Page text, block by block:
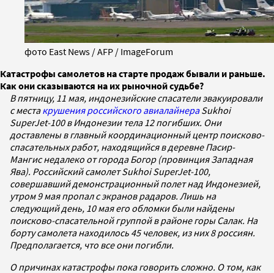
фото East News / AFP / ImageForum
Катастрофы самолетов на старте продаж бывали и раньше.
Как они сказываются на их рыночной судьбе?
В пятницу, 11 мая, индонезийские спасатели эвакуировали
с места крушения российского авиалайнера Sukhoi
SuperJet-100 в Индонезии тела 12 погибших. Они
доставлены в главный координационный центр поисково-
спасательных работ, находящийся в деревне Пасир-
Мангис недалеко от города Богор (провинция Западная
Ява). Российский самолет Sukhoi SuperJet-100,
совершавший демонстрационный полет над Индонезией,
утром 9 мая пропал с экранов радаров. Лишь на
следующий день, 10 мая его обломки были найдены
поисково-спасательной группой в районе горы Салак. На
борту самолета находилось 45 человек, из них 8 россиян.
Предполагается, что все они погибли.
О причинах катастрофы пока говорить сложно. О том, как